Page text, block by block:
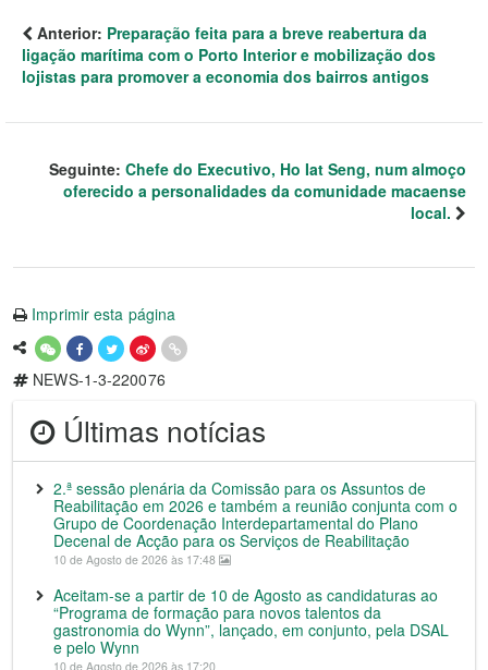
Anterior: Preparação feita para a breve reabertura da
ligação marítima com o Porto Interior e mobilização dos
lojistas para promover a economia dos bairros antigos
Seguinte: Chefe do Executivo, Ho Iat Seng, num almoço
oferecido a personalidades da comunidade macaense
local.
Imprimir esta página
NEWS-1-3-220076
Últimas notícias
2.ª sessão plenária da Comissão para os Assuntos de
Reabilitação em 2026 e também a reunião conjunta com o
Grupo de Coordenação Interdepartamental do Plano
Decenal de Acção para os Serviços de Reabilitação
10 de Agosto de 2026 às 17:48
Aceitam-se a partir de 10 de Agosto as candidaturas ao
“Programa de formação para novos talentos da
gastronomia do Wynn”, lançado, em conjunto, pela DSAL
e pelo Wynn
10 de Agosto de 2026 às 17:20